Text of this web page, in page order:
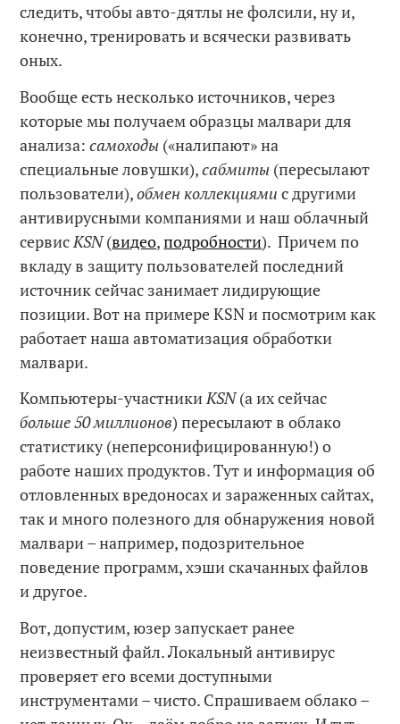
следить, чтобы авто-дятлы не фолсили, ну и,
конечно, тренировать и всячески развивать
оных.
Вообще есть несколько источников, через
которые мы получаем образцы малвари для
анализа:самоходы («налипают» на
специальные ловушки),сабмиты (пересылают
пользователи),обмен коллекциями с другими
антивирусными компаниями и наш облачный
сервис KSN(видео,подробности). Причем по
вкладу в защиту пользователей последний
источник сейчас занимает лидирующие
позиции. Вот на примере KSN и посмотрим как
работает наша автоматизация обработки
малвари.
Компьютеры-участникиKSN(а их сейчас
больше 50 миллионов) пересылают в облако
статистику (неперсонифицированную!) о
работе наших продуктов. Тут и информация об
отловленных вредоносах и зараженных сайтах,
так и много полезного для обнаружения новой
малвари – например, подозрительное
поведение программ, хэши скачанных файлов
и другое.
Вот, допустим, юзер запускает ранее
неизвестный файл. Локальный антивирус
проверяет его всеми доступными
инструментами – чисто. Спрашиваем облако –